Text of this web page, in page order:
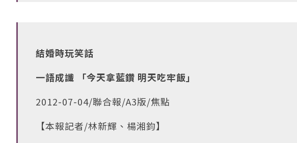
結婚時玩笑話
一語成讖 「今天拿藍鑽 明天吃牢飯」
2012-07-04/聯合報/A3版/焦點
【本報記者/林新輝、楊湘鈞】